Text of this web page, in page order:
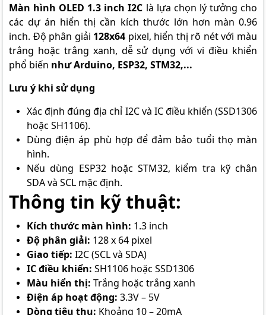
Màn hình OLED 1.3 inch I2C là lựa chọn lý tưởng cho
các dự án hiển thị cần kích thước lớn hơn màn 0.96
inch. Độ phân giải 128x64 pixel, hiển thị rõ nét với màu
trắng hoặc trắng xanh, dễ sử dụng với vi điều khiển
phổ biến như Arduino, ESP32, STM32,...
Lưu ý khi sử dụng
Xác định đúng địa chỉ I2C và IC điều khiển (SSD1306
hoặc SH1106).
Dùng điện áp phù hợp để đảm bảo tuổi thọ màn
hình.
Nếu dùng ESP32 hoặc STM32, kiểm tra kỹ chân
SDA và SCL mặc định.
Thông tin kỹ thuật:
Kích thước màn hình: 1.3 inch
Độ phân giải: 128 x 64 pixel
Giao tiếp: I2C (SCL và SDA)
IC điều khiển: SH1106 hoặc SSD1306
Màu hiển thị: Trắng hoặc trắng xanh
Điện áp hoạt động: 3.3V – 5V
Dòng tiêu thụ: Khoảng 10 – 20mA